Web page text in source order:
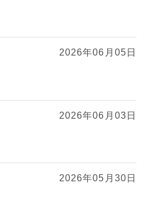
2026年06月05日
2026年06月03日
2026年05月30日